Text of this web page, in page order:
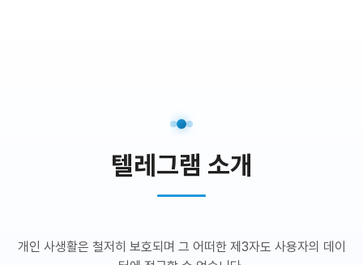
텔레그램 소개
개인 사생활은 철저히 보호되며 그 어떠한 제3자도 사용자의 데이